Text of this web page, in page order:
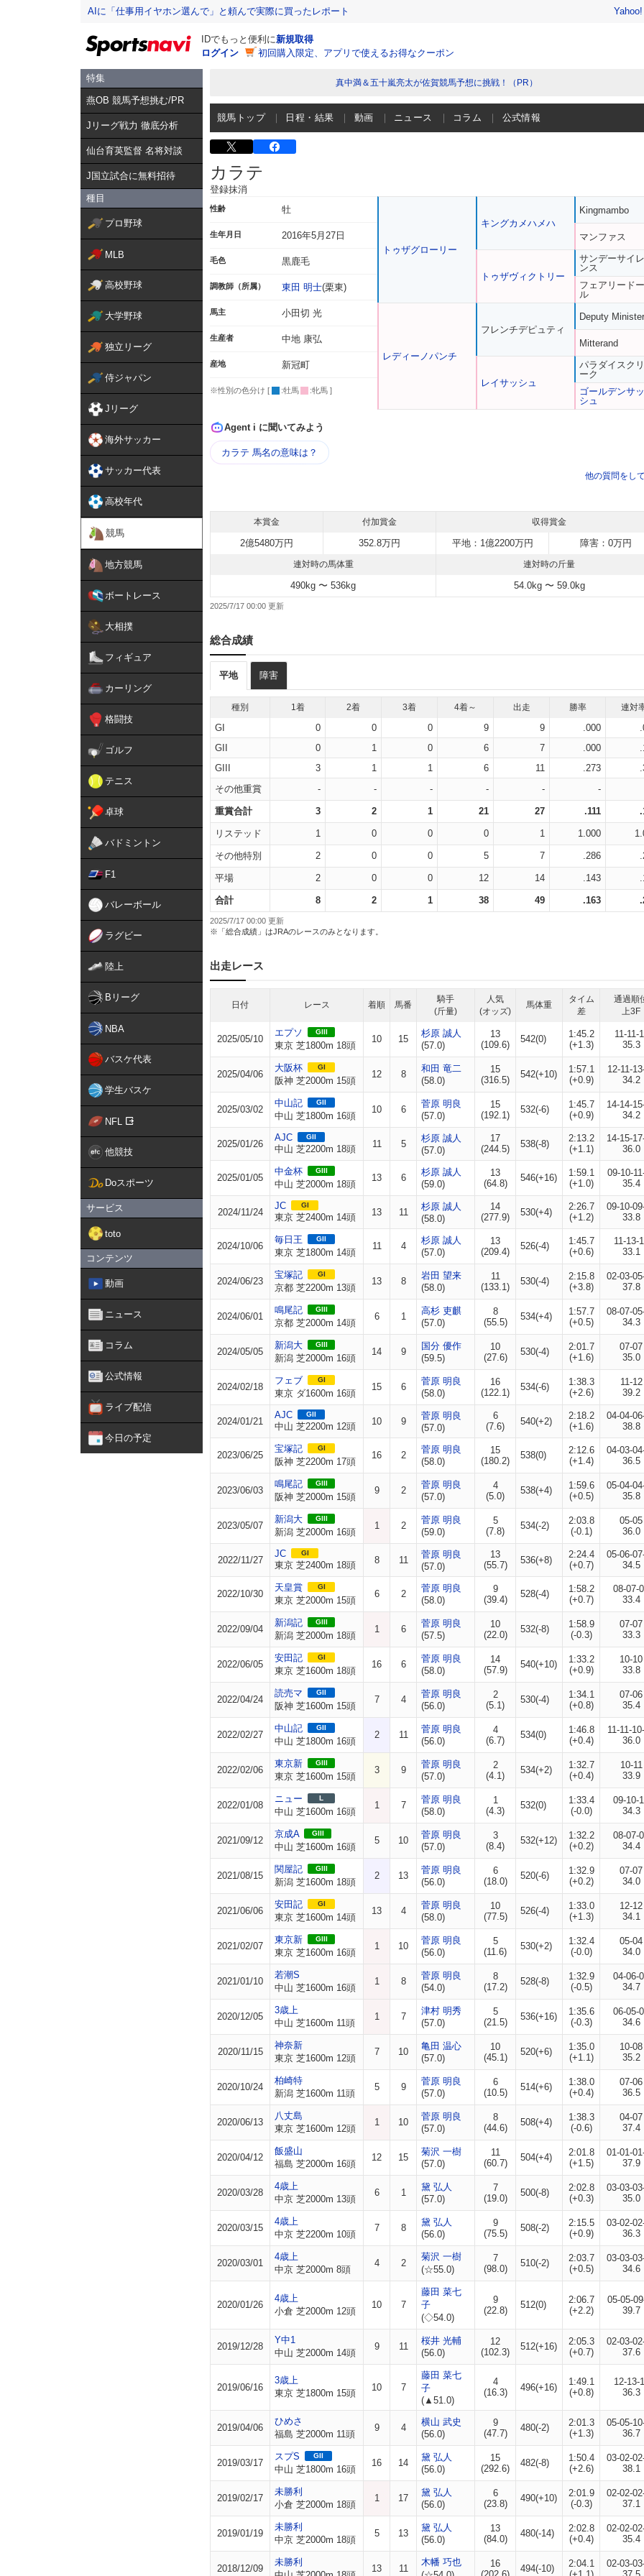
AIに「仕事用イヤホン選んで」と頼んで実際に買ったレポート
IDでもっと便利に新規取得
ログイン
初回購入限定、アプリで使えるお得なクーポン
特集
燕OB 競馬予想挑む/PR
Jリーグ戦力 徹底分析
仙台育英監督 名将対談
J国立試合に無料招待
種目
プロ野球
MLB
高校野球
大学野球
独立リーグ
侍ジャパン
Jリーグ
海外サッカー
サッカー代表
高校年代
競馬
地方競馬
ボートレース
大相撲
フィギュア
カーリング
格闘技
ゴルフ
テニス
卓球
バドミントン
F1
バレーボール
ラグビー
陸上
Bリーグ
NBA
バスケ代表
学生バスケ
NFL
他競技
Doスポーツ
サービス
toto
コンテンツ
動画
ニュース
コラム
公式情報
ライブ配信
今日の予定
真中満＆五十嵐亮太が佐賀競馬予想に挑戦！（PR）
競馬トップ 日程・結果 動画 ニュース コラム 公式情報
カラテ
登録抹消
性齢 牡
生年月日 2016年5月27日
毛色 黒鹿毛
調教師（所属） 東田 明士(栗東)
馬主 小田切 光
生産者 中地 康弘
産地 新冠町
※性別の色分け [ :牡馬 :牝馬 ]
トゥザグローリー
レディーノパンチ
キングカメハメハ
トゥザヴィクトリー
フレンチデピュティ
レイサッシュ
Kingmambo
マンファス
サンデーサイレ
ンス
フェアリードー
ル
Deputy Minister
Mitterand
パラダイスクリ
ーク
ゴールデンサッ
シュ
Agent i に聞いてみよう
カラテ 馬名の意味は？
他の質問をし
本賞金 付加賞金 収得賞金
2億5480万円 352.8万円 平地：1億2200万円 障害：0万円
連対時の馬体重 連対時の斤量
490kg 〜 536kg 54.0kg 〜 59.0kg
2025/7/17 00:00
総合成績
平地 障害
種別 1着 2着 3着 4着～ 出走 勝率 連対
GI 0 0 0 9 9 .000
GII
0 1 0 6 7 .000
GIII
3 1 1 6 11 .273
その他重賞
- - - - - -
重賞合計 3 2 1 21 27 .111
リステッド 1 0 0 0 1 1.000
その他特別 2 0 0 5 7 .286
平場 2 0 0 12 14 .143
合計 8 2 1 38 49 .163
2025/7/17 00:00 更新
※「総合成績」はJRAのレースのみとなります。
出走レース
日付 レース 着順 馬番
騎手
(斤量)
人気
(オッズ)
馬体重
タイム
差
通過順
上3F
2025/05/10
エプソ GIII
東京 芝1800m 18頭
10 15
杉原 誠人
(57.0)
13
(109.6)
542(0)
1:45.2
(+1.3)
11-11-
35.3
2025/04/06
大阪杯 GI
阪神 芝2000m 15頭
12 8
和田 竜二
(58.0)
15
(316.5)
542(+10)
1:57.1
(+0.9)
12-11-
34.2
2025/03/02
中山記 GII
中山 芝1800m 16頭
10 6
菅原 明良
(57.0)
15
(192.1)
532(-6)
1:45.7
(+0.9)
14-14-
34.2
2025/01/26
AJC GII
中山 芝2200m 18頭 11 5
杉原 誠人
(57.0)
17
(244.5)
538(-8)
2:13.2
(+1.1)
14-15-
36.0
2025/01/05
中金杯 GIII
中山 芝2000m 18頭
13 6
杉原 誠人
(59.0)
13
(64.8)
546(+16)
1:59.1
(+1.0)
09-10-
35.4
2024/11/24
JC GI
東京 芝2400m 14頭 13 11
杉原 誠人
(58.0)
14
(277.9)
530(+4)
2:26.7
(+1.2)
09-10-
33.8
2024/10/06
毎日王 GII
東京 芝1800m 14頭
11 4
杉原 誠人
(57.0)
13
(209.4)
526(-4)
1:45.7
(+0.6)
11-13-
33.1
2024/06/23
宝塚記 GI
京都 芝2200m 13頭
13 8
岩田 望来
(58.0)
11
(133.1)
530(-4)
2:15.8
(+3.8)
02-03-
37.8
2024/06/01
鳴尾記 GIII
京都 芝2000m 14頭
6 1
高杉 吏麒
(57.0)
8
(55.5)
534(+4)
1:57.7
(+0.5)
08-07-
34.3
2024/05/05
新潟大 GIII
新潟 芝2000m 16頭
14 9
国分 優作
(59.5)
10
(27.6)
530(-4)
2:01.7
(+1.6)
07-07
35.0
2024/02/18
フェブ GI
東京 ダ1600m 16頭
15 6
菅原 明良
(58.0)
16
(122.1)
534(-6)
1:38.3
(+2.6)
11-12
39.2
2024/01/21
AJC GII
中山 芝2200m 12頭 10 9
菅原 明良
(57.0)
6
(7.6)
540(+2)
2:18.2
(+1.6)
04-04-
38.8
2023/06/25
宝塚記 GI
阪神 芝2200m 17頭
16 2
菅原 明良
(58.0)
15
(180.2)
538(0)
2:12.6
(+1.4)
04-03-
36.5
2023/06/03
鳴尾記 GIII
阪神 芝2000m 15頭
9 2
菅原 明良
(57.0)
4
(5.0)
538(+4)
1:59.6
(+0.5)
05-04-
35.8
2023/05/07
新潟大 GIII
新潟 芝2000m 16頭
1 2
菅原 明良
(59.0)
5
(7.8)
534(-2)
2:03.8
(-0.1)
05-05
36.0
2022/11/27
JC GI
東京 芝2400m 18頭 8 11
菅原 明良
(57.0)
13
(55.7)
536(+8)
2:24.4
(+0.7)
05-06-
34.5
2022/10/30
天皇賞 GI
東京 芝2000m 15頭
6 2
菅原 明良
(58.0)
9
(39.4)
528(-4)
1:58.2
(+0.7)
08-07-
33.4
2022/09/04
新潟記 GIII
新潟 芝2000m 18頭
1 6
菅原 明良
(57.5)
10
(22.0)
532(-8)
1:58.9
(-0.3)
07-07
33.3
2022/06/05
安田記 GI
東京 芝1600m 18頭
16 6
菅原 明良
(58.0)
14
(57.9)
540(+10)
1:33.2
(+0.9)
10-10
33.8
2022/04/24
読売マ GII
阪神 芝1600m 15頭
7 4
菅原 明良
(56.0)
2
(5.1)
530(-4)
1:34.1
(+0.8)
07-06
35.4
2022/02/27
中山記 GII
中山 芝1800m 16頭
2 11
菅原 明良
(56.0)
4
(6.7)
534(0)
1:46.8
(+0.4)
11-11-
36.0
2022/02/06
東京新 GIII
東京 芝1600m 15頭
3 9
菅原 明良
(57.0)
2
(4.1)
534(+2)
1:32.7
(+0.4)
10-11
33.9
2022/01/08
ニュー L
中山 芝1600m 16頭
1 7
菅原 明良
(58.0)
1
(4.3)
532(0)
1:33.4
(-0.0)
09-10-
34.3
2021/09/12
京成A GIII
中山 芝1600m 16頭
5 10
菅原 明良
(57.0)
3
(8.4)
532(+12)
1:32.2
(+0.2)
08-07-
34.4
2021/08/15
関屋記 GIII
新潟 芝1600m 18頭
2 13
菅原 明良
(56.0)
6
(18.0)
520(-6)
1:32.9
(+0.2)
07-07
34.0
2021/06/06
安田記 GI
東京 芝1600m 14頭
13 4
菅原 明良
(58.0)
10
(77.5)
526(-4)
1:33.0
(+1.3)
12-12
34.1
2021/02/07
東京新 GIII
東京 芝1600m 16頭
1 10
菅原 明良
(56.0)
5
(11.6)
530(+2)
1:32.4
(-0.0)
05-04
34.0
2021/01/10
若潮S
中山 芝1600m 16頭
1 8
菅原 明良
(54.0)
8
(17.2)
528(-8)
1:32.9
(-0.5)
04-06-
34.7
2020/12/05
3歳上
中山 芝1600m 11頭
1 7
津村 明秀
(57.0)
5
(21.5)
536(+16)
1:35.6
(-0.3)
06-05-
34.6
2020/11/15
神奈新
東京 芝1600m 12頭
7 10
亀田 温心
(57.0)
10
(45.1)
520(+6)
1:35.0
(+1.1)
10-08
35.2
2020/10/24
柏崎特
新潟 芝1600m 11頭
5 9
菅原 明良
(57.0)
6
(10.5)
514(+6)
1:38.0
(+0.4)
07-06
36.5
2020/06/13
八丈島
東京 芝1600m 12頭
1 10
菅原 明良
(57.0)
8
(44.6)
508(+4)
1:38.3
(-0.6)
04-07
37.4
2020/04/12
飯盛山
福島 芝2000m 16頭
12 15
菊沢 一樹
(57.0)
11
(60.7)
504(+4)
2:01.8
(+1.5)
01-01-
37.9
2020/03/28
4歳上
中京 芝2000m 13頭
6 1
黛 弘人
(57.0)
7
(19.0)
500(-8)
2:02.8
(+0.3)
03-03-
35.0
2020/03/15
4歳上
中京 芝2200m 10頭
7 8
黛 弘人
(56.0)
9
(75.5)
508(-2)
2:15.5
(+0.9)
03-02-
36.3
2020/03/01
4歳上
中京 芝2000m 8頭
4 2
菊沢 一樹
(☆55.0)
7
(98.0)
510(-2)
2:03.7
(+0.5)
03-03-
34.6
2020/01/26
4歳上
小倉 芝2000m 12頭
10 7
藤田 菜七
子
(◇54.0)
9
(22.8)
512(0)
2:06.7
(+2.2)
05-05-
39.7
2019/12/28
Y中1
中山 芝2000m 14頭
9 11
桜井 光輔
(56.0)
12
(102.3)
512(+16)
2:05.3
(+0.7)
02-03-
37.6
2019/06/16
3歳上
東京 芝1800m 15頭
10 7
藤田 菜七
子
(▲51.0)
4
(16.3)
496(+16)
1:49.1
(+0.8)
12-13-
36.3
2019/04/06
ひめさ
福島 芝2000m 11頭
9 4
横山 武史
(56.0)
9
(47.7)
480(-2)
2:01.3
(+1.3)
05-05-
36.7
2019/03/17
スプS GII
中山 芝1800m 16頭
16 14
黛 弘人
(56.0)
15
(292.6)
482(-8)
1:50.4
(+2.6)
03-02-
38.1
2019/02/17
未勝利
小倉 芝2000m 18頭
1 17
黛 弘人
(56.0)
6
(23.8)
490(+10)
2:01.9
(-0.3)
02-02-
37.1
2019/01/19
未勝利
中京 芝2000m 18頭
5 13
黛 弘人
(56.0)
13
(84.0)
480(-14)
2:02.8
(+0.4)
02-02-
35.4
2018/12/09
未勝利
13 11
木幡 巧也
16
494(-10)
2:04.1
02-03-